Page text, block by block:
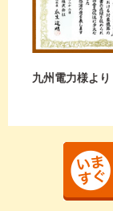
九州電力様よ